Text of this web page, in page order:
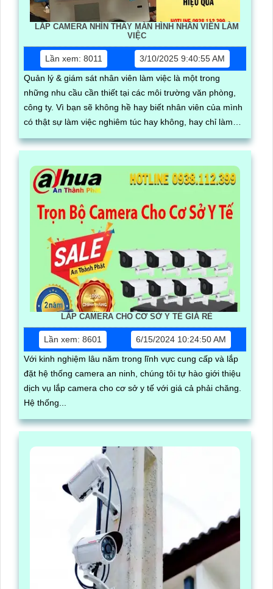
LẮP CAMERA NHÌN THẤY MÀN HÌNH NHÂN VIÊN LÀM
VIỆC
Lần xem: 8011
3/10/2025 9:40:55 AM
Quản lý & giám sát nhân viên làm việc là một trong
những nhu cầu cần thiết tại các môi trường văn phòng,
công ty. Vì bạn sẽ không hề hay biết nhân viên của mình
có thật sự làm việc nghiêm túc hay không, hay chỉ làm
việc riêng, lơ là gây nên hiệu suất công việc kém
LẮP CAMERA CHO CƠ SỞ Y TẾ GIÁ RẺ
Lần xem: 8601
6/15/2024 10:24:50 AM
Với kinh nghiệm lâu năm trong lĩnh vực cung cấp và lắp
đặt hệ thống camera an ninh, chúng tôi tự hào giới thiệu
dịch vụ lắp camera cho cơ sở y tế với giá cả phải chăng.
Hệ thống...